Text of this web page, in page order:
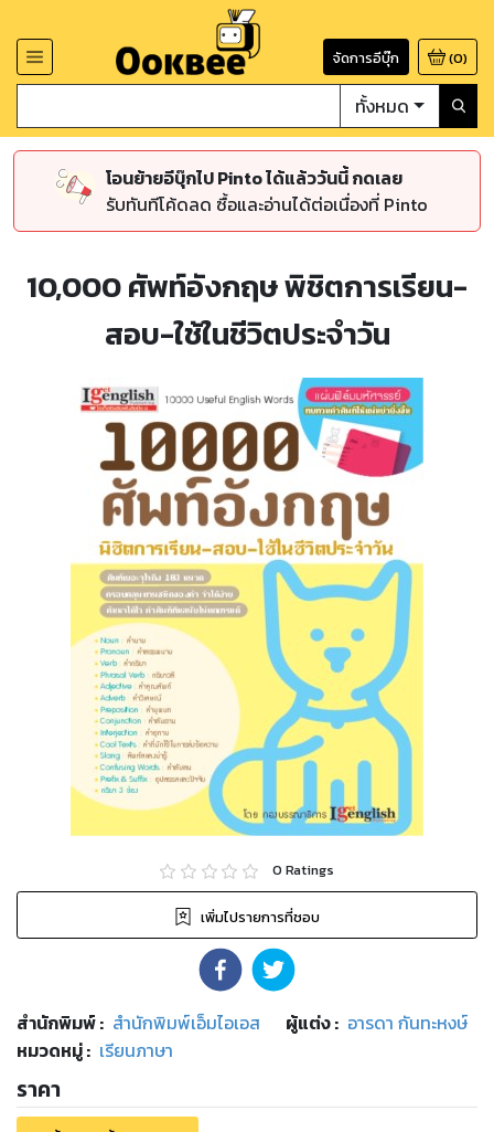
จัดการอีบุ๊ก (0)
ทั้งหมด
โอนย้ายอีบุ๊กไป Pinto ได้แล้ววันนี้ กดเลย
รับทันทีโค้ดลด ซื้อและอ่านได้ต่อเนื่องที่ Pinto
10,000 ศัพท์อังกฤษ พิชิตการเรียน-
สอบ-ใช้ในชีวิตประจำวัน
0 Ratings
เพิ่มไปรายการที่ชอบ
สำนักพิมพ์: สำนักพิมพ์เอ็มไอเอส ผู้แต่ง : อารดา กันทะหงษ์
หมวดหมู่: เรียนภาษา
ราคา